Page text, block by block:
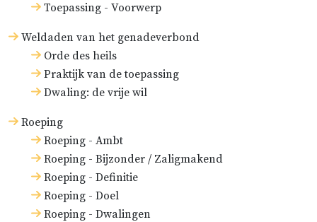
Toepassing - Voorwerp
Weldaden van het genadeverbond
Orde des heils
Praktijk van de toepassing
Dwaling: de vrije wil
Roeping
Roeping - Ambt
Roeping - Bijzonder / Zaligmakend
Roeping - Definitie
Roeping - Doel
Roeping - Dwalingen